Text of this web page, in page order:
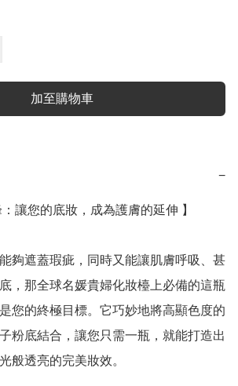
加至購物車
−
：讓您的底妝，成為護膚的延伸 】
夠遮蓋瑕疵，同時又能讓肌膚呼吸、甚
，那全球名媛貴婦化妝檯上必備的這瓶
您的終極目標。它巧妙地將高顯色度的
粉底結合，讓您只需一瓶，就能打造出
般透亮的完美妝效。